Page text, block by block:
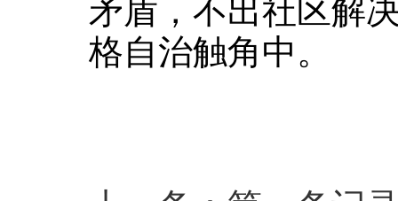
矛盾，不出社区解
格自治触角中。